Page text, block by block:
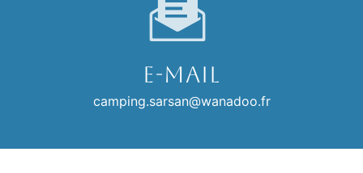
E-mail
camping.sarsan@wanadoo.fr